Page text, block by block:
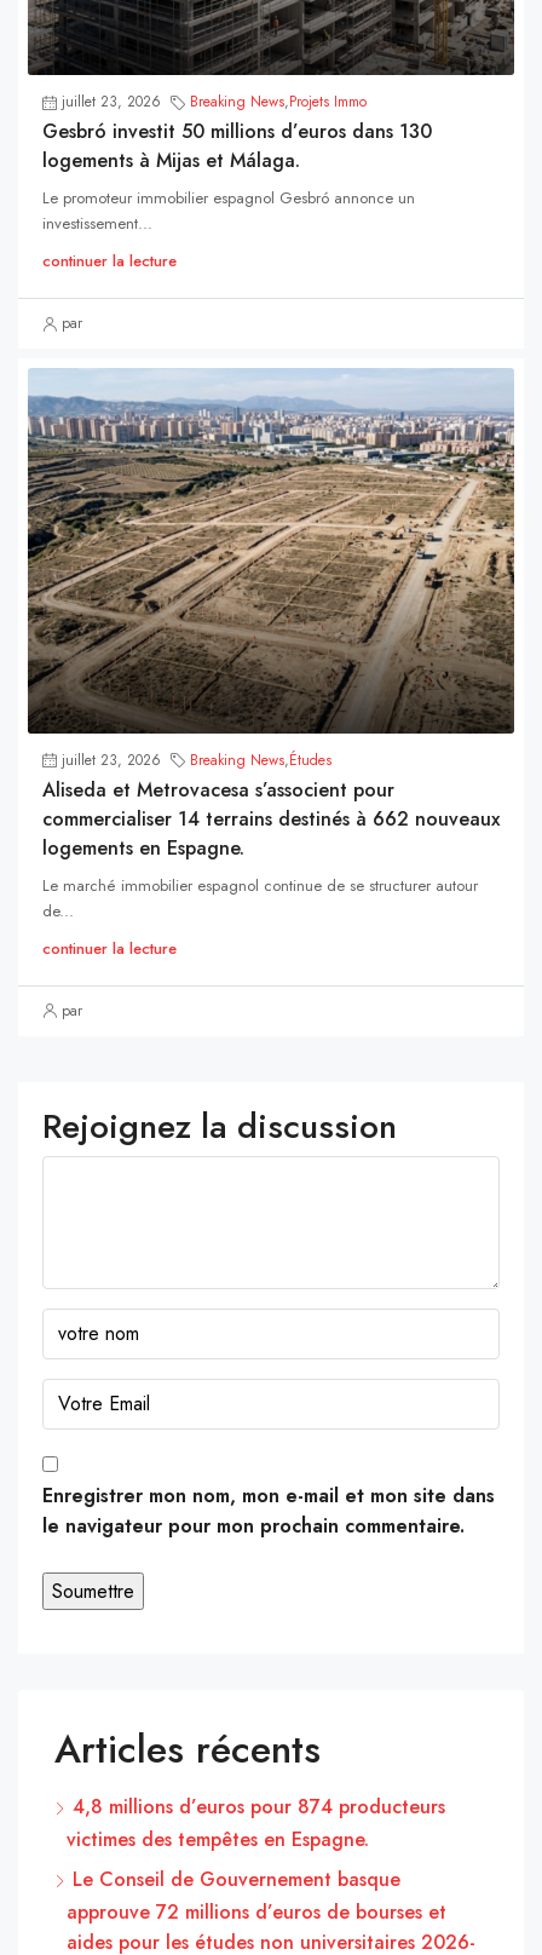
juillet 23, 2026 Breaking News,Projets Immo
Gesbró investit 50 millions d’euros dans 130
logements à Mijas et Málaga.
Le promoteur immobilier espagnol Gesbró annonce un
investissement...
continuer la lecture
par
juillet 23, 2026 Breaking News,Études
Aliseda et Metrovacesa s’associent pour
commercialiser 14 terrains destinés à 662 nouveaux
logements en Espagne.
Le marché immobilier espagnol continue de se structurer autour
de...
continuer la lecture
par
Rejoignez la discussion
Enregistrer mon nom, mon e-mail et mon site dans
le navigateur pour mon prochain commentaire.
Articles récents
4,8 millions d’euros pour 874 producteurs
victimes des tempêtes en Espagne.
Le Conseil de Gouvernement basque
approuve 72 millions d’euros de bourses et
aides pour les études non universitaires 2026-